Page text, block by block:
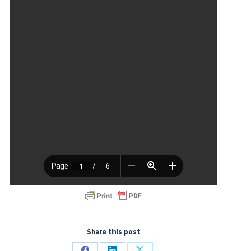
Share this post